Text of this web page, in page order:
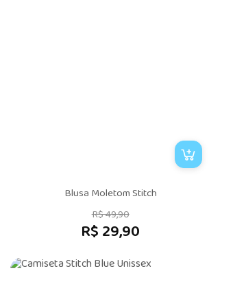
Blusa Moletom Stitch
R$ 49,90
R$ 29,90